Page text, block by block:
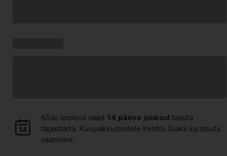
Andmete
laadimine
Kõiki tooteid saad 14 päeva jooksul tasuta
tagastada. Kuupakkumistele kehtib lisaks ka tasuta
saatmine.